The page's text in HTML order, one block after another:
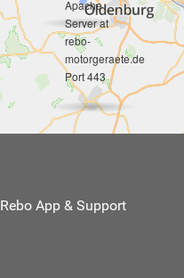
Apache
Server at
rebo-
motorgeraete.de
Port 443
Rebo App & Support